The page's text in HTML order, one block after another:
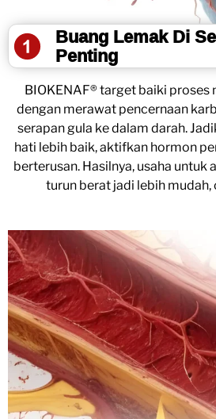
Buang Lemak Di
Penting
BIOKENAF® target baiki
dengan merawat pencernaan
serapan gula ke dalam darah.
hati lebih baik, aktifkan hormon
berterusan. Hasilnya, usaha untuk
turun berat jadi lebih mudah,